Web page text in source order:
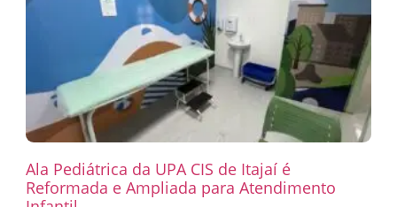
Ala Pediátrica da UPA CIS de Itajaí é
Reformada e Ampliada para Atendimento